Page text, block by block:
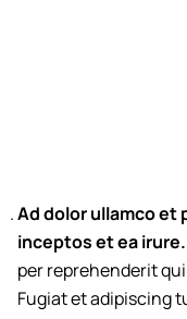
Ad dolor ullamco et
inceptos et ea irure.
per reprehenderit
Fugiat et adipiscing